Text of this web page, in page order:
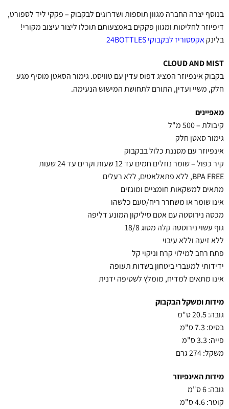
בנוסף יצרה החברה מגוון תוספות ושדרוגים לבקבוק – פקקי ליד לספורט,
דיפיוזר לחליטות ומגוון פקקים באמצעותם תוכלו ליצור עיצוב מקורי!
בלינקאקססוריז לבקבוקי 24BOTTLES
CLOUD AND MIST
בקבוק אינפיוזר המציג דפוס עדין עם טוויסט. גימור הסאטן מוסיף מגע
חלק, משיי ועדין, התורם לתחושת המישוש הנעימה.
מאפיינים
קיבולת – 500 מ"ל
גימור סאטן חלק
אינפיוזר עם מסננת כלול בבקבוק
קיר כפול – שומר נוזלים חמים עד 12 שעות וקרים עד 24 שעות
BPA FREE, ללא פתאלאטים, ללא רעלים
מתאים למשקאות חומציים ומוגזים
אינו שומר או משחרר ריח/טעם כלשהו
מכסה נירוסטה עם אטם סיליקון המונע דליפה
גוף עשוי נירוסטה קלה מסוג 18/8
ללא זיעה וללא עיבוי
פתח רחב למילוי קרח וניקוי קל
ידידותי למעברי ביטחון בשדות תעופה
אינו מתאים למדיח, מומלץ לשטיפה ידנית
מידות ומשקל הבקבוק
גובה: 20.5 ס"מ
בסיס: 7.3 ס"מ
פייה: 3.3 ס"מ
משקל: 274 גרם
מידות האינפיוזר
גובה: 6 ס"מ
קוטר: 4.6 ס"מ